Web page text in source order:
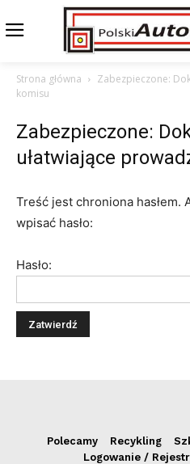
Strona główna
Zabezpieczone:
komisu
Zabezpieczone:
ułatwiające
Treść jest chroniona hasłem.
wpisać hasło:
Hasło:
Polecamy Recykling
Logowanie /